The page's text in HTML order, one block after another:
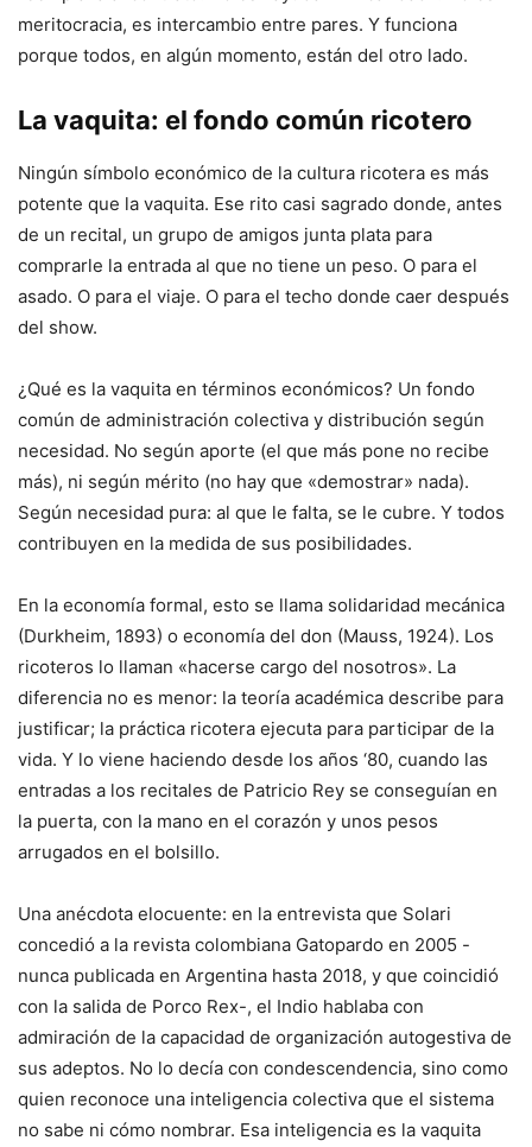
meritocracia, es intercambio entre pares. Y funciona
porque todos, en algún momento, están del otro lado.
La vaquita: el fondo común ricotero
Ningún símbolo económico de la cultura ricotera es más
potente que la vaquita. Ese rito casi sagrado donde, antes
de un recital, un grupo de amigos junta plata para
comprarle la entrada al que no tiene un peso. O para el
asado. O para el viaje. O para el techo donde caer después
del show.
¿Qué es la vaquita en términos económicos? Un fondo
común de administración colectiva y distribución según
necesidad. No según aporte (el que más pone no recibe
más), ni según mérito (no hay que «demostrar» nada).
Según necesidad pura: al que le falta, se le cubre. Y todos
contribuyen en la medida de sus posibilidades.
En la economía formal, esto se llama solidaridad mecánica
(Durkheim, 1893) o economía del don (Mauss, 1924). Los
ricoteros lo llaman «hacerse cargo del nosotros». La
diferencia no es menor: la teoría académica describe para
justificar; la práctica ricotera ejecuta para participar de la
vida. Y lo viene haciendo desde los años ‘80, cuando las
entradas a los recitales de Patricio Rey se conseguían en
la puerta, con la mano en el corazón y unos pesos
arrugados en el bolsillo.
Una anécdota elocuente: en la entrevista que Solari
concedió a la revista colombiana Gatopardo en 2005 -
nunca publicada en Argentina hasta 2018, y que coincidió
con la salida de Porco Rex-, el Indio hablaba con
admiración de la capacidad de organización autogestiva de
sus adeptos. No lo decía con condescendencia, sino como
quien reconoce una inteligencia colectiva que el sistema
no sabe ni cómo nombrar. Esa inteligencia es la vaquita